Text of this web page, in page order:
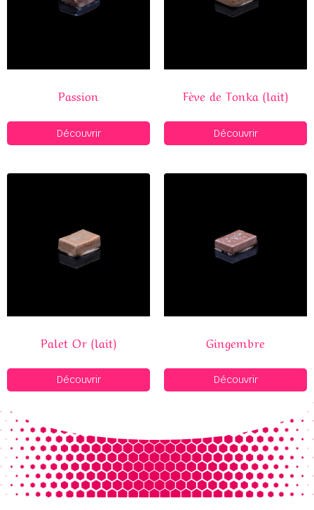
Passion
Découvrir
Fève de Tonka (lait)
Découvrir
Palet Or (lait)
Découvrir
Gingembre
Découvrir